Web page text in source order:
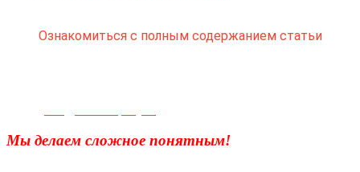
Ознакомиться с полным содержанием статьи
Мы делаем сложное понятным!